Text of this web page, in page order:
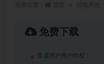
免费下载
普通用户用户特权：